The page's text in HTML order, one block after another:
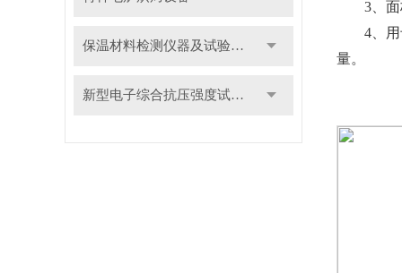
保温材料检测仪器及试验装置
新型电子综合抗压强度试验机
3 、
4 、
量。